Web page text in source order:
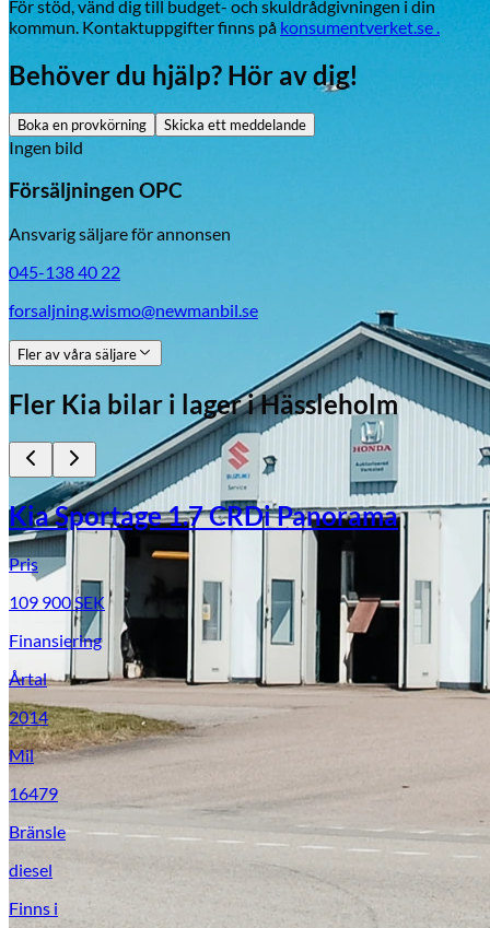
För stöd, vänd dig till budget- och skuldrådgivningen i din
kommun. Kontaktuppgifter finns på konsumentverket.se .
Behöver du hjälp? Hör av dig!
Boka en provkörning Skicka ett meddelande
Ingen bild
Försäljningen OPC
Ansvarig säljare för annonsen
045-138 40 22
forsaljning.wismo@newmanbil.se
Fler av våra säljare
Fler Kia bilar i lageri Hässleholm
Kia Sportage 1.7 CRDi Panorama
Pris
109 900SEK
Finansiering
Årtal
2014
Mil
16479
Bränsle
diesel
Finns i